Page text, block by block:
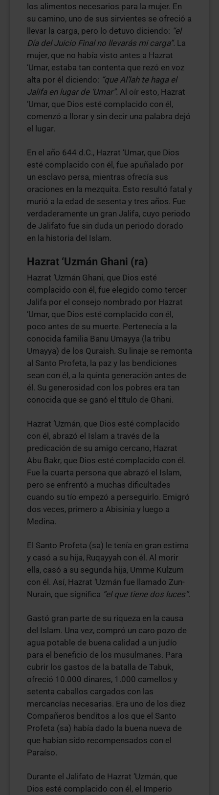
los alimentos necesarios para la mujer. En
su camino, uno de sus sirvientes se ofreció a
llevar la carga, pero lo detuvo diciendo: “el
Día del Juicio Final no llevarás mi carga”. La
mujer, que no había visto antes a Hazrat
‘Umar, estaba tan contenta que rezó en voz
alta por él diciendo: “que Al’lah te haga el
Jalifa en lugar de ‘Umar”. Al oír esto, Hazrat
‘Umar, que Dios esté complacido con él,
comenzó a llorar y sin decir una palabra dejó
el lugar.
En el año 644 d.C., Hazrat ‘Umar, que Dios
esté complacido con él, fue apuñalado por
un esclavo persa, mientras ofrecía sus
oraciones en la mezquita. Esto resultó fatal y
murió a la edad de sesenta y tres años. Fue
verdaderamente un gran Jalifa, cuyo periodo
de Jalifato fue sin duda un periodo dorado
en la historia del Islam.
Hazrat ‘Uzmán Ghani (ra)
Hazrat ‘Uzmán Ghani, que Dios esté
complacido con él, fue elegido como tercer
Jalifa por el consejo nombrado por Hazrat
‘Umar, que Dios esté complacido con él,
poco antes de su muerte. Pertenecía a la
conocida familia Banu Umayya (la tribu
Umayya) de los Quraish. Su linaje se remonta
al Santo Profeta, la paz y las bendiciones
sean con él, a la quinta generación antes de
él. Su generosidad con los pobres era tan
conocida que se ganó el título de Ghani.
Hazrat ‘Uzmán, que Dios esté complacido
con él, abrazó el Islam a través de la
predicación de su amigo cercano, Hazrat
Abu Bakr, que Dios esté complacido con él.
Fue la cuarta persona que abrazó el Islam,
pero se enfrentó a muchas dificultades
cuando su tío empezó a perseguirlo. Emigró
dos veces, primero a Abisinia y luego a
Medina.
El Santo Profeta (sa) le tenía en gran estima
y casó a su hija, Ruqayyah con él. Al morir
ella, casó a su segunda hija, Umme Kulzum
con él. Así, Hazrat ‘Uzmán fue llamado Zun-
Nurain, que significa “el que tiene dos luces”.
Gastó gran parte de su riqueza en la causa
del Islam. Una vez, compró un caro pozo de
agua potable de buena calidad a un judío
para el beneficio de los musulmanes. Para
cubrir los gastos de la batalla de Tabuk,
ofreció 10.000 dinares, 1.000 camellos y
setenta caballos cargados con las
mercancías necesarias. Era uno de los diez
Compañeros benditos a los que el Santo
Profeta (sa) había dado la buena nueva de
que habían sido recompensados con el
Paraíso.
Durante el Jalifato de Hazrat ‘Uzmán, que
Dios esté complacido con él, el Imperio